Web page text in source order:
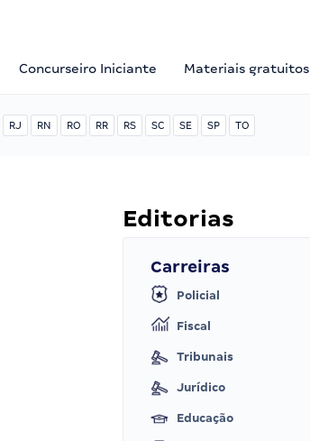
Concurseiro Iniciante Materiais gratuitos
RJ RN RO RR RS SC SE SP TO
Editorias
Carreiras
Policial
Fiscal
Tribunais
Jurídico
Educação